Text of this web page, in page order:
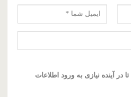
در آینده نیازی به ورود اطلاعات